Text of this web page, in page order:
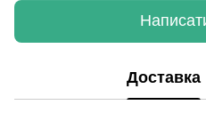
Доставка